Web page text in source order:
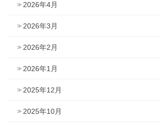
2026年4月
2026年3月
2026年2月
2026年1月
2025年12月
2025年10月